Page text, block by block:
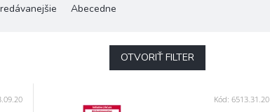
Abecedne
OTVORIŤ FILTER
Kód:6513.31.20